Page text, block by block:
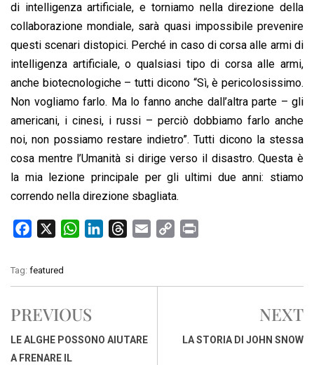
di intelligenza artificiale, e torniamo nella direzione della
collaborazione mondiale, sarà quasi impossibile prevenire
questi scenari distopici. Perché in caso di corsa alle armi di
intelligenza artificiale, o qualsiasi tipo di corsa alle armi,
anche biotecnologiche – tutti dicono “Sì, è pericolosissimo.
Non vogliamo farlo. Ma lo fanno anche dall’altra parte – gli
americani, i cinesi, i russi – perciò dobbiamo farlo anche
noi, non possiamo restare indietro”. Tutti dicono la stessa
cosa mentre l’Umanità si dirige verso il disastro. Questa è
la mia lezione principale per gli ultimi due anni: stiamo
correndo nella direzione sbagliata.
c
e
o
o
k
W
t
A
p
k
I
e
s
i
y
n
Tag: featured
PREVIOUS
LE ALGHE POSSONO AIUTARE
A FRENARE IL
NEXT
LA STORIA DI JOHN SNOW